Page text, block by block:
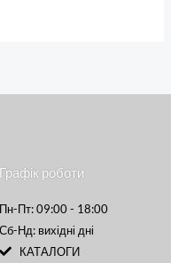
Графік роботи
Пн-Пт: 09:00 - 18:00
Сб-Нд: вихідні дні
КАТАЛОГИ